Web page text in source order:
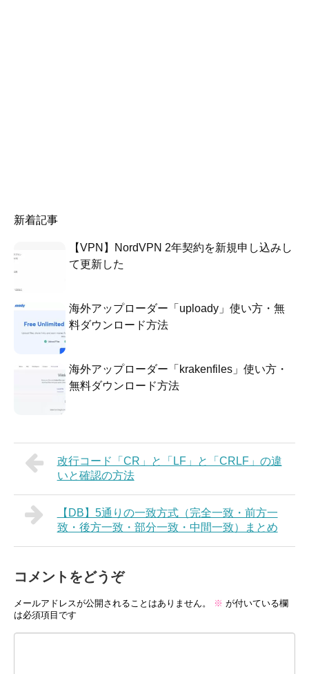
新着記事
【VPN】NordVPN 2年契約を新規申し込みし
て更新した
海外アップローダー「uploady」使い方・無
料ダウンロード方法
海外アップローダー「krakenfiles」使い方・
無料ダウンロード方法
改行コード「CR」と「LF」と「CRLF」の違
いと確認の方法
【DB】5通りの一致方式（完全一致・前方一
致・後方一致・部分一致・中間一致）まとめ
コメントをどうぞ
メールアドレスが公開されることはありません。 ※ が付いている欄
は必須項目です